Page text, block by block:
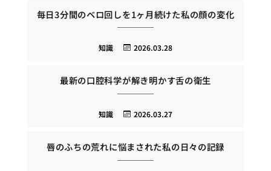
毎日3分間のベロ回しを1ヶ月続けた私の顔の変化
2026.03.28
知識
最新の口腔科学が解き明かす舌の衛生
2026.03.27
知識
唇のふちの荒れに悩まされた私の日々の記録